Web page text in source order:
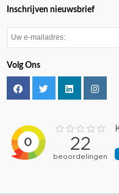
Inschrijven nieuwsbrief
Volg Ons